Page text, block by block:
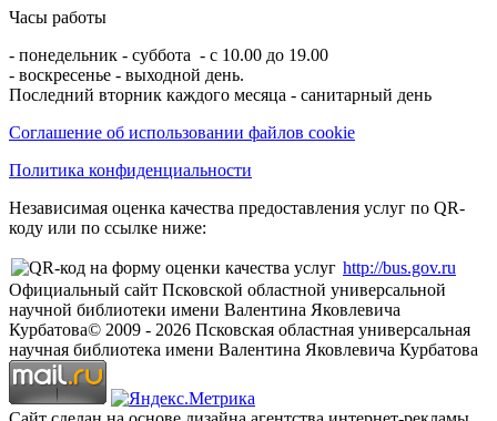
Часы работы
- понедельник - суббота - с 10.00 до 19.00
- воскресенье - выходной день.
Последний вторник каждого месяца - санитарный день
Соглашение об использовании файлов cookie
Политика конфиденциальности
Независимая оценка качества предоставления услуг по QR-
коду или по ссылке ниже:
http://bus.gov.ru
Официальный сайт Псковской областной универсальной
научной библиотеки имени Валентина Яковлевича
Курбатова© 2009 - 2026 Псковская областная универсальная
научная библиотека имени Валентина Яковлевича Курбатова